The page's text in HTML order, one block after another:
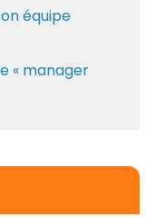
équipe
« manager